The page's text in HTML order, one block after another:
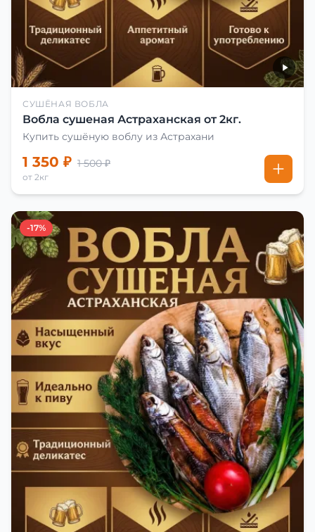
СУШЁНАЯ ВОБЛА
Вобла сушеная Астраханская от 2кг.
Купить сушёную воблу из Астрахани
1 350 ₽ 1 500 ₽
от 2кг
-17%